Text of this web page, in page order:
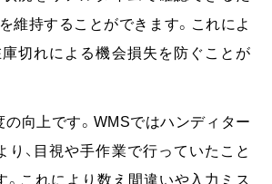
維持することができます。これによ
庫切れによる機会損失を防ぐことが
の向上です。WMSではハンディター
り、目視や手作業で行っていたこと
。これにより数え間違いや入力ミス